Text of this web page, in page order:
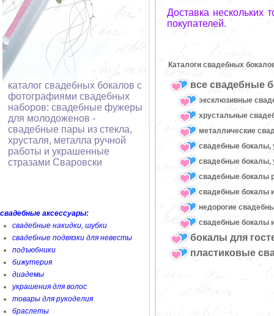
каталог свадебных бокалов с
фотографиями свадебных
наборов: свадебные фужеры
для молодоженов -
свадебные пары из стекла,
хрусталя, металла ручной
работы и украшенные
стразами Сваровски
свадебные аксессуары:
свадебные накидки, шубки
свадебные подвязки для невесты
подъюбники
бижутерия
диадемы
украшения для волос
товары для рукоделия
браслеты
Доставка нескольких
покупателей.
Каталоги свадебных
все свадебные
эксклюзивные
хрустальные
металлические
свадебные бокалы,
свадебные бокалы,
свадебные бокалы
свадебные бокалы
недорогие
свадебные бокалы
бокалы для
пластиковые